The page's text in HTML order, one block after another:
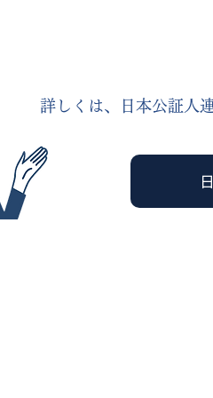
詳しくは、日本公証人